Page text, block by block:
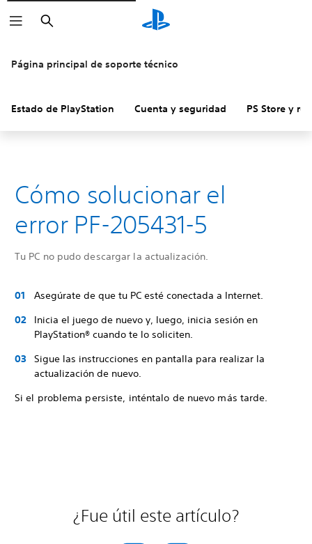
Buscar
Página principal de soporte técnico
Estado de PlayStation Cuenta y seguridad PS Store y
Cómo solucionar el
error PF-205431-5
Tu PC no pudo descargar la actualización.
Asegúrate de que tu PC esté conectada a Internet.
Inicia el juego de nuevo y, luego, inicia sesión en
PlayStation® cuando te lo soliciten.
Sigue las instrucciones en pantalla para realizar la
actualización de nuevo.
Si el problema persiste, inténtalo de nuevo más tarde.
¿Fue útil este artículo?